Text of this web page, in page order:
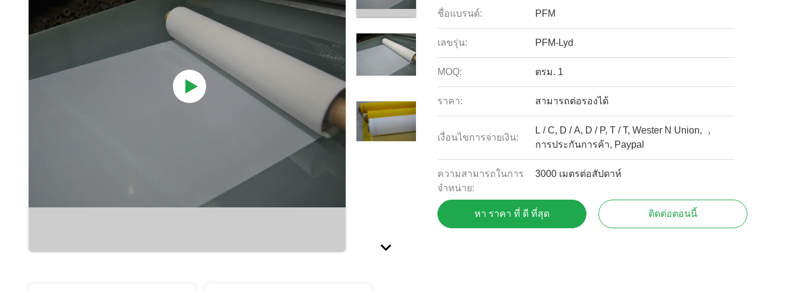
ชื่อแบรนด์: PFM
เลขรุ่น: PFM-Lyd
MOQ: ตรม. 1
ราคา: สามารถต่อรองได้
เงื่อนไขการจ่ายเงิน:
L / C, D / A, D / P, T / T, Wester N Union, ，
การประกันการค้า, Paypal
ความสามารถในการ
จําหน่าย:
3000 เมตรต่อสัปดาห์
หา ราคา ที่ ดี ที่สุด ติดต่อตอนนี้